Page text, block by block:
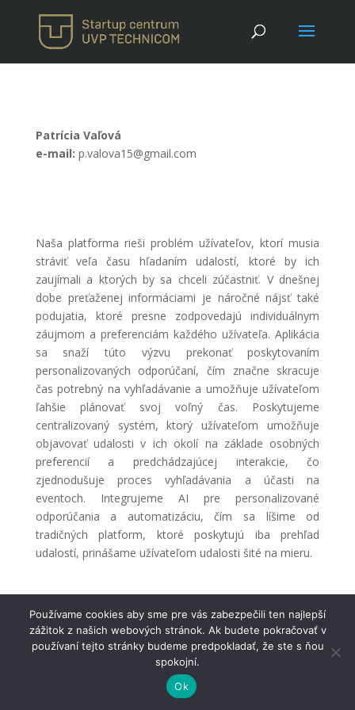
Patrícia Vaľová
e-mail: p.valova15@gmail.com
Naša platforma rieši problém užívateľov, ktorí musia
stráviť veľa času hľadaním udalostí, ktoré by ich
zaujímali a ktorých by sa chceli zúčastniť. V dnešnej
dobe preťaženej informáciami je náročné nájsť také
podujatia, ktoré presne zodpovedajú individuálnym
záujmom a preferenciám každého užívateľa. Aplikácia
sa snaží túto výzvu prekonať poskytovaním
personalizovaných odporúčaní, čím značne skracuje
čas potrebný na vyhľadávanie a umožňuje užívateľom
ľahšie plánovať svoj voľný čas. Poskytujeme
centralizovaný systém, ktorý užívateľom umožňuje
objavovať udalosti v ich okolí na základe osobných
preferencií a predchádzajúcej interakcie, čo
zjednodušuje proces vyhľadávania a účasti na
eventoch. Integrujeme AI pre personalizované
odporúčania a automatizáciu, čím sa líšime od
tradičných platform, ktoré poskytujú iba prehľad
udalostí, prinášame užívateľom udalosti šité na mieru.
© Univerzitný vedecký park TECHNICOM 2022
Používame cookies aby sme pre vás zabezpečili ten najlepší
zážitok z našich webových stránok. Ak budete pokračovať v
používaní tejto stránky budeme predpokladať, že ste s ňou
spokojní.
Ok